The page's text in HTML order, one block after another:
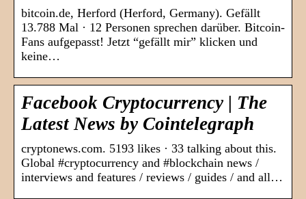
bitcoin.de, Herford (Herford, Germany). Gefällt
13.788 Mal · 12 Personen sprechen darüber. Bitcoin-
Fans aufgepasst! Jetzt “gefällt mir” klicken und
keine…
Facebook Cryptocurrency | The
Latest News by Cointelegraph
cryptonews.com. 5193 likes · 33 talking about this.
Global #cryptocurrency and #blockchain news /
interviews and features / reviews / guides / and all…